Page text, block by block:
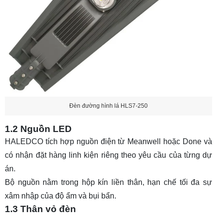
Đèn đường hình lá HLS7-250
1.2 Nguồn LED
HALEDCO tích hợp nguồn điện từ Meanwell hoặc Done và
có nhận đặt hàng linh kiện riêng theo yêu cầu của từng dự
án.
Bộ nguồn nằm trong hộp kín liền thân, hạn chế tối đa sự
xâm nhập của độ ẩm và bụi bẩn.
1.3 Thân vỏ đèn